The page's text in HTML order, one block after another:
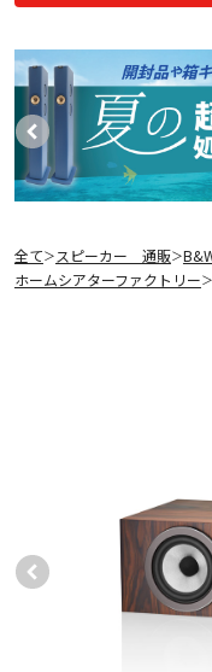
全て＞ スピーカー 通販＞
ホームシアターファクトリー＞